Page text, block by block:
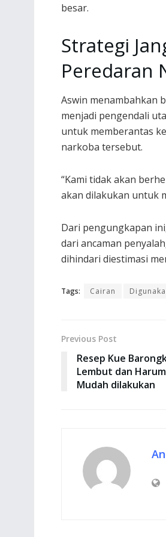
besar.
Strategi
Peredaran
Aswin menambahkan
menjadi pengendali
untuk memberantas
narkoba tersebut.
“Kami tidak akan
akan dilakukan untuk
Dari pengungkapan
dari ancaman
dihindari diestimasi
Tags: Cairan
Previous Post
Resep Kue
Lembut dan
Mudah dilakukan